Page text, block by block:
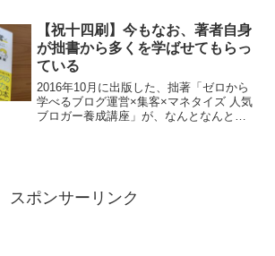
4ヶ月で重版です。昨年の6月から5度目の
重版で...
【祝十四刷】今もなお、著者自身
が拙書から多くを学ばせてもらっ
ている
2016年10月に出版した、拙著「ゼロから
学べるブログ運営×集客×マネタイズ 人気
ブロガー養成講座」が、なんとなんと、
スポンサーリンク